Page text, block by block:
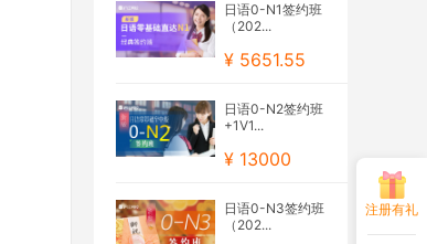
日语0-N1签约班
（202...
¥ 5651.55
日语0-N2签约班
+1V1...
¥ 13000
日语0-N3签约班
（202...
注册有礼